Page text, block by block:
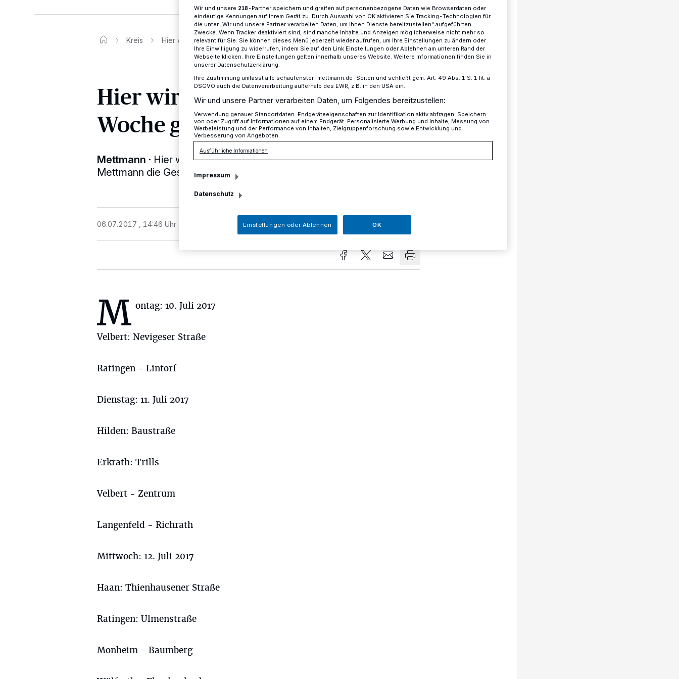
Kreis Hier wird in der kommenden Woche geblitzt
Hier wird in der kommenden
Woche geblitzt
Mettmann · Hier werden die Kreispolizeibehörde und der Kreis
Mettmann die Geschwindigkeit kontrollieren:
06.07.2017 , 14:46 Uhr Eine Minute Lesezeit
M ontag: 10. Juli 2017
Velbert: Nevigeser Straße
Ratingen - Lintorf
Dienstag: 11. Juli 2017
Hilden: Baustraße
Erkrath: Trills
Velbert - Zentrum
Langenfeld - Richrath
Mittwoch: 12. Juli 2017
Haan: Thienhausener Straße
Ratingen: Ulmenstraße
Monheim - Baumberg
Wir und unsere 218-Partner speichern und greifen auf personenbezogene Daten wie Browserdaten oder
eindeutige Kennungen auf Ihrem Gerät zu. Durch Auswahl von OK aktivieren Sie Tracking-Technologien für
die unter „Wir und unsere Partner verarbeiten Daten, um Ihnen Dienste bereitzustellen“ aufgeführten
Zwecke. Wenn Tracker deaktiviert sind, sind manche Inhalte und Anzeigen möglicherweise nicht mehr so
relevant für Sie. Sie können dieses Menü jederzeit wieder aufrufen, um Ihre Einstellungen zu ändern oder
Ihre Einwilligung zu widerrufen, indem Sie auf den Link Einstellungen oder Ablehnen am unteren Rand der
Webseite klicken. Ihre Einstellungen gelten innerhalb unseres Website. Weitere Informationen finden Sie in
unserer Datenschutzerklärung.
Ihre Zustimmung umfasst alle schaufenster-mettmann.de-Seiten und schließt gem. Art. 49 Abs. 1 S. 1 lit. a
DSGVO auch die Datenverarbeitung außerhalb des EWR, z.B. in den USA ein.
Wir und unsere Partner verarbeiten Daten, um Folgendes bereitzustellen:
Verwendung genauer Standortdaten. Endgeräteeigenschaften zur Identifikation aktiv abfragen. Speichern
von oder Zugriff auf Informationen auf einem Endgerät. Personalisierte Werbung und Inhalte, Messung von
Werbeleistung und der Performance von Inhalten, Zielgruppenforschung sowie Entwicklung und
Verbesserung von Angeboten.
Ausführliche Informationen
Impressum
Datenschutz
Einstellungen oder Ablehnen OK